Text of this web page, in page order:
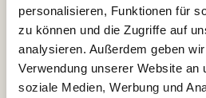
personalisieren, Funktionen für
zu können und die Zugriffe auf
analysieren. Außerdem geben
Verwendung unserer Website an
soziale Medien, Werbung und
Paris 6 Tage 1 Termin
Paris Silvester Tour 3
Silvester in der
erleben